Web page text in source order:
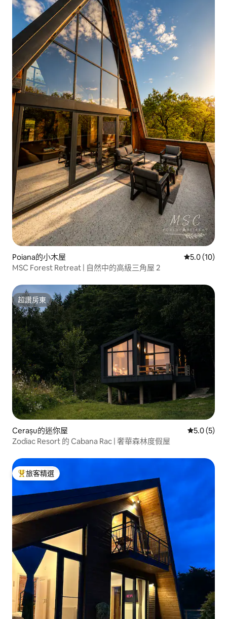
Poiana的小木屋 從 10 則評
5.0 (10)
MSC Forest Retreat | 自然中的高級三角屋 2
超讚房東
超讚房東
Cerașu的迷你屋 從 5 則評
5.0 (5)
Zodiac Resort 的 Cabana Rac | 奢華森林度假屋
旅客精選榜首
旅客精選